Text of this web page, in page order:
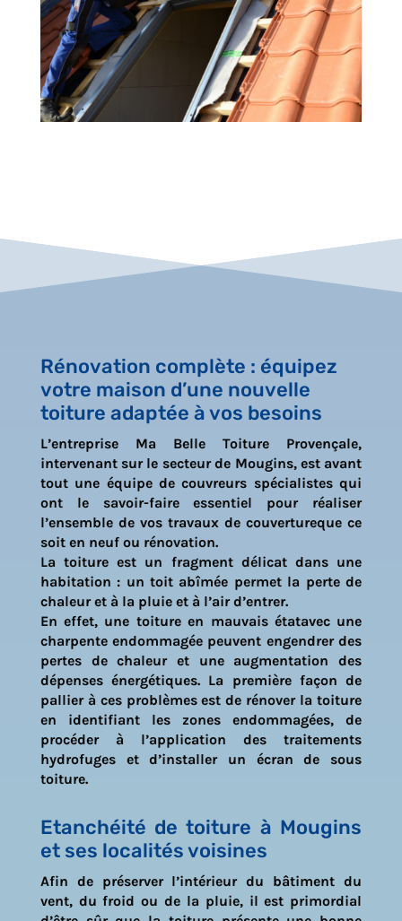
Rénovation complète : équipez
votre maison d’une nouvelle
toiture adaptée à vos besoins
L’entreprise Ma Belle Toiture Provençale,
intervenant sur le secteur de Mougins, est avant
tout une équipe de couvreurs spécialistes qui
ont le savoir-faire essentiel pour réaliser
l’ensemble de vos travaux de couvertureque ce
soit en neuf ou rénovation.
La toiture est un fragment délicat dans une
habitation : un toit abîmée permet la perte de
chaleur et à la pluie et à l’air d’entrer.
En effet, une toiture en mauvais étatavec une
charpente endommagée peuvent engendrer des
pertes de chaleur et une augmentation des
dépenses énergétiques. La première façon de
pallier à ces problèmes est de rénover la toiture
en identifiant les zones endommagées, de
procéder à l’application des traitements
hydrofuges et d’installer un écran de sous
toiture.
Etanchéité de toiture à Mougins
et ses localités voisines
Afin de préserver l’intérieur du bâtiment du
vent, du froid ou de la pluie, il est primordial